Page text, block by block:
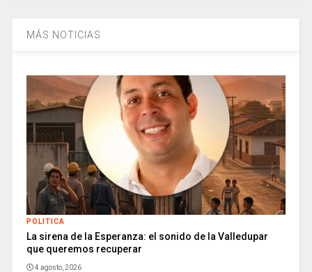
MÁS NOTICIAS
POLITICA
La sirena de la Esperanza: el sonido de la Valledupar
que queremos recuperar
4 agosto, 2026